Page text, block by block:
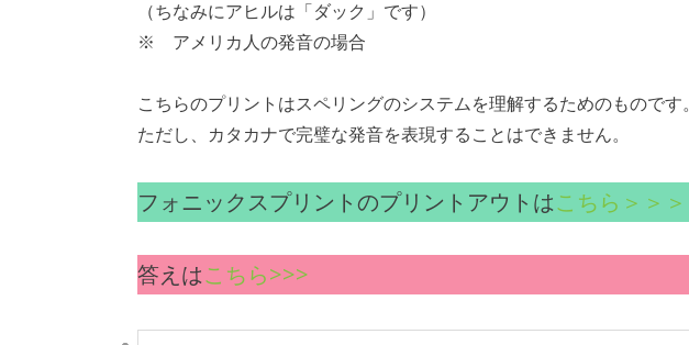
（ちなみにアヒルは「ダック」です）
※ アメリカ人の発音の場合
こちらのプリントはスペリングのシステムを理解するためのものです。
ただし、カタカナで完璧な発音を表現することはできません。
フォニックスプリントのプリントアウトはこちら＞＞＞
答えはこちら>>>